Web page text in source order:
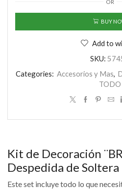
BE¨
de
OR
BUY
Add to
SKU:
Categories: Accesorios y Mas,
TODO
Kit de Decoración
Despedida de Soltera
Este set incluye todo lo que